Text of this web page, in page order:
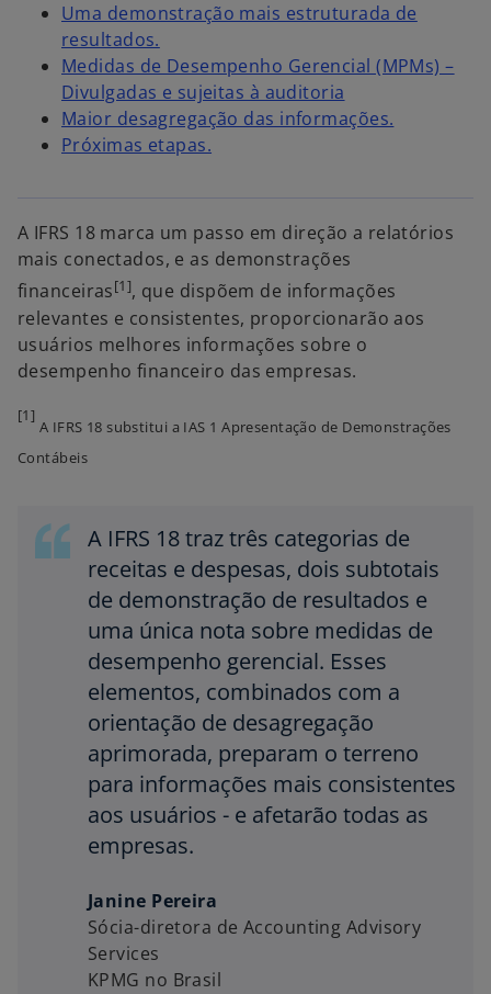
Uma demonstração mais estruturada de
resultados.
Medidas de Desempenho Gerencial (MPMs) –
Divulgadas e sujeitas à auditoria
Maior desagregação das informações.
Próximas etapas.
A IFRS 18 marca um passo em direção a relatórios
mais conectados, e as demonstrações
financeiras[1], que dispõem de informações
relevantes e consistentes, proporcionarão aos
usuários melhores informações sobre o
desempenho financeiro das empresas.
[1]
A IFRS 18 substitui a IAS 1 Apresentação de Demonstrações
Contábeis
A IFRS 18 traz três categorias de
receitas e despesas, dois subtotais
de demonstração de resultados e
uma única nota sobre medidas de
desempenho gerencial. Esses
elementos, combinados com a
orientação de desagregação
aprimorada, preparam o terreno
para informações mais consistentes
aos usuários - e afetarão todas as
empresas.
Janine Pereira
Sócia-diretora de Accounting Advisory
Services
KPMG no Brasil